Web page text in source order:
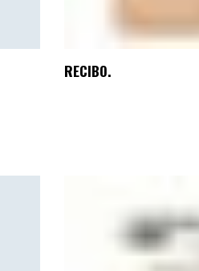
RECIBO.